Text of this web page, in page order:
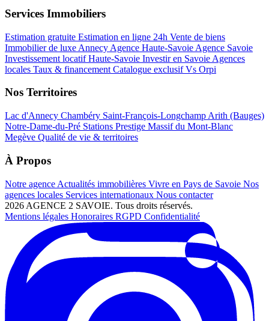
Services Immobiliers
Estimation gratuite Estimation en ligne 24h Vente de biens
Immobilier de luxe Annecy Agence Haute-Savoie Agence Savoie
Investissement locatif Haute-Savoie Investir en Savoie Agences
locales Taux & financement Catalogue exclusifVs Orpi
Nos Territoires
Lac d'Annecy Chambéry Saint-François-Longchamp Arith (Bauges)
Notre-Dame-du-Pré Stations Prestige Massif du Mont-Blanc
Megève Qualité de vie & territoires
À Propos
Notre agence Actualités immobilières Vivre en Pays de Savoie Nos
agences locales Services internationaux Nous contacter
2026 AGENCE 2 SAVOIE. Tous droits réservés.
Mentions légales Honoraires RGPD Confidentialité